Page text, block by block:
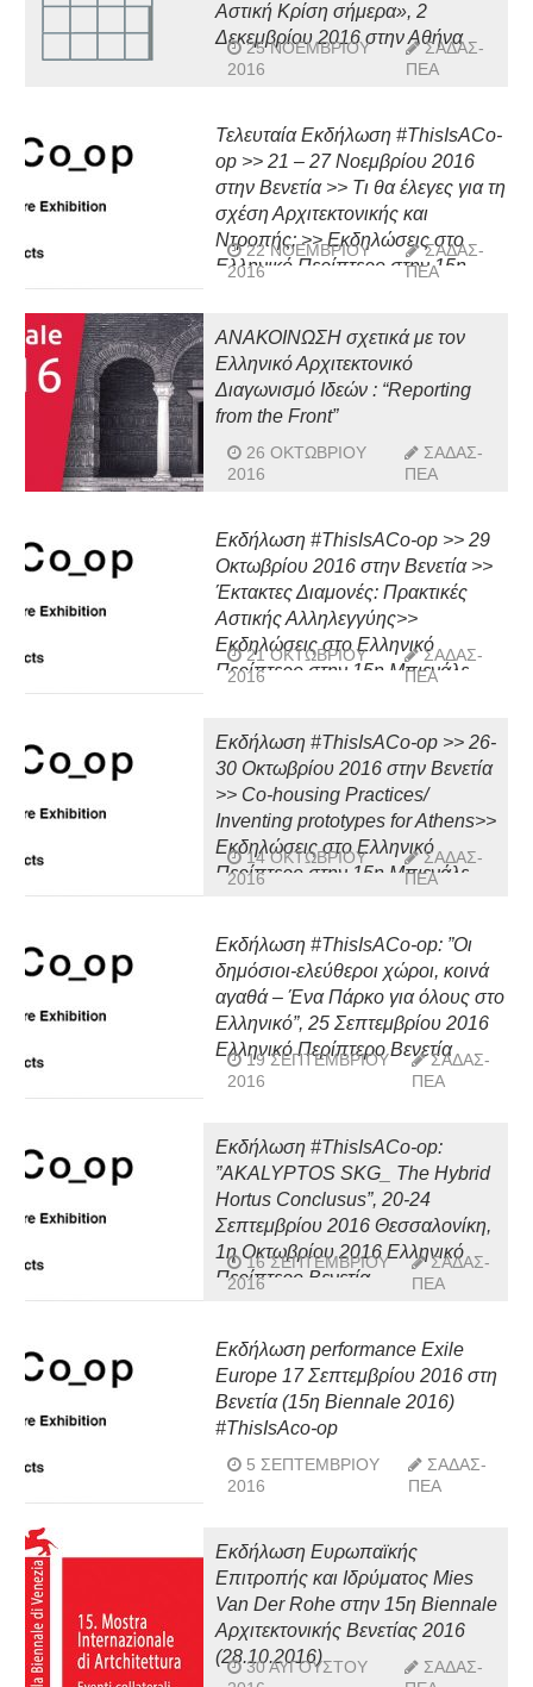
Αστική Κρίση σήμερα», 2
Δεκεμβρίου 2016 στην Αθήνα
25 ΝΟΕΜΒΡΊΟΥ
2016
ΣΑΔΑΣ-
ΠΕΑ
Τελευταία Εκδήλωση #ThisIsACo-
op >> 21 – 27 Νοεμβρίου 2016
στην Βενετία >> Τι θα έλεγες για τη
σχέση Αρχιτεκτονικής και
Ντροπής; >> Εκδηλώσεις στο
Ελληνικό Περίπτερο στην 15η
22 ΝΟΕΜΒΡΊΟΥ
2016
ΣΑΔΑΣ-
ΠΕΑ
ΑΝΑΚΟΙΝΩΣΗ σχετικά με τον
Ελληνικό Αρχιτεκτονικό
Διαγωνισμό Ιδεών : “Reporting
from the Front”
26 ΟΚΤΩΒΡΊΟΥ
2016
ΣΑΔΑΣ-
ΠΕΑ
Εκδήλωση #ThisIsACo-op >> 29
Οκτωβρίου 2016 στην Βενετία >>
Έκτακτες Διαμονές: Πρακτικές
Αστικής Αλληλεγγύης>>
Εκδηλώσεις στο Ελληνικό
Περίπτερο στην 15η Μπιενάλε
21 ΟΚΤΩΒΡΊΟΥ
2016
ΣΑΔΑΣ-
ΠΕΑ
Εκδήλωση #ThisIsACo-op >> 26-
30 Οκτωβρίου 2016 στην Βενετία
>> Co-housing Practices/
Inventing prototypes for Athens>>
Εκδηλώσεις στο Ελληνικό
Περίπτερο στην 15η Μπιενάλε
14 ΟΚΤΩΒΡΊΟΥ
2016
ΣΑΔΑΣ-
ΠΕΑ
Εκδήλωση #ThisIsACo-op: ”Οι
δημόσιοι-ελεύθεροι χώροι, κοινά
αγαθά – Ένα Πάρκο για όλους στο
Ελληνικό”, 25 Σεπτεμβρίου 2016
Ελληνικό Περίπτερο Βενετία
19 ΣΕΠΤΕΜΒΡΊΟΥ
2016
ΣΑΔΑΣ-
ΠΕΑ
Εκδήλωση #ThisIsACo-op:
”AKALYPTOS SKG_ The Hybrid
Hortus Conclusus”, 20-24
Σεπτεμβρίου 2016 Θεσσαλονίκη,
1η Οκτωβρίου 2016 Ελληνικό
Περίπτερο Βενετία
16 ΣΕΠΤΕΜΒΡΊΟΥ
2016
ΣΑΔΑΣ-
ΠΕΑ
Εκδήλωση performance Exile
Europe 17 Σεπτεμβρίου 2016 στη
Βενετία (15η Biennale 2016)
#ThisIsAco-op
5 ΣΕΠΤΕΜΒΡΊΟΥ
2016
ΣΑΔΑΣ-
ΠΕΑ
Εκδήλωση Ευρωπαϊκής
Επιτροπής και Ιδρύματος Mies
Van Der Rohe στην 15η Biennale
Αρχιτεκτονικής Βενετίας 2016
(28.10.2016)
30 ΑΥΓΟΎΣΤΟΥ
ΣΑΔΑΣ-